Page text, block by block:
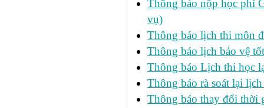
Thông báo nộp học phí
vụ)
Thông báo lịch thi môn
Thông báo lịch bảo vệ
Thông báo Lịch thi học
Thông báo rà soát lại
Thông báo thay đổi thời